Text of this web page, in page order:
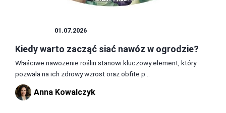
01.07.2026
Kiedy warto zacząć siać nawóz w ogrodzie?
Właściwe nawożenie roślin stanowi kluczowy element, który
pozwala na ich zdrowy wzrost oraz obfite p...
Anna Kowalczyk